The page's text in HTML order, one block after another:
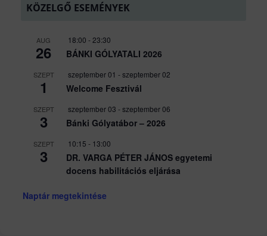
KÖZELGŐ ESEMÉNYEK
AUG
26
18:00 - 23:30
BÁNKI GÓLYATALI 2026
SZEPT
1
szeptember 01 -szeptember 02
Welcome Fesztivál
SZEPT
3
szeptember 03 -szeptember 06
Bánki Gólyatábor – 2026
SZEPT
3
10:15 - 13:00
DR. VARGA PÉTER JÁNOS egyetemi
docens habilitációs eljárása
Naptár megtekintése